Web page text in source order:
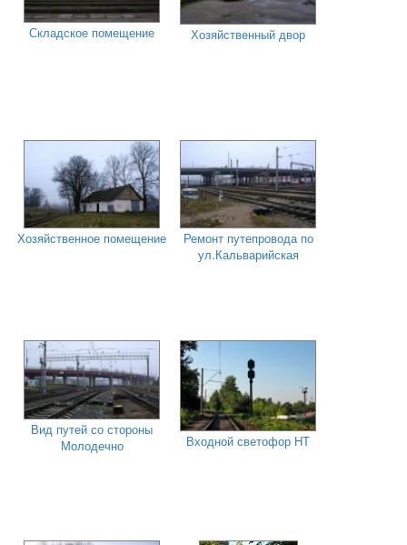
Складское помещение Хозяйственный двор
Хозяйственное помещение
Ремонт путепровода по
ул.Кальварийская
Вид путей со стороны
Молодечно
Входной светофор НТ